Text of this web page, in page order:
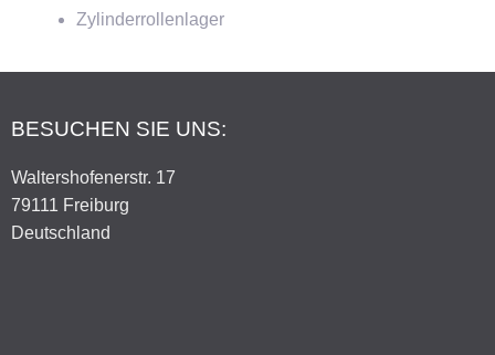
Zylinderrollenlager
BESUCHEN SIE UNS:
Waltershofenerstr. 17
79111 Freiburg
Deutschland